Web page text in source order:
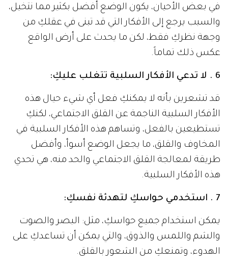
في بعض الأحيان، يكون الوضع أفضل بكثير مما نتخيل،
والسبب يرجع إلى الأفكار التي قد تبنى في عقلكِ من
وجهة نظركِ فقط، لكن ما يحدث على أرض الواقع
عكس ذلك تماماً.
6 . لا تدعي الأفكار السلبية تتغلب عليكِ:
قد تشعرين بأنه لا يمكنكِ فعل أي شيء حيال هذه
الأفكار السلبية الناجمة عن القلق الاجتماعي، لكنكِ
تستطيعين بالفعل، وتساهم هذه الأفكار السلبية في
المخاوف والقلق، ما يجعل الوضع أسوأ، وأفضل
طريقة لمعالجة القلق الاجتماعي والحد منه، هي تحدي
هذه الأفكار السلبية.
7 . استخدمي حواسكِ لتهدئة نفسكِ:
يمكن استخدام جميع حواسكِ، مثل: البصر والصوت
والشم واللمس والذوق، والتي يمكن أن تساعدكِ على
الهدوء، وتمنعكِ من الشعور بالقلق.